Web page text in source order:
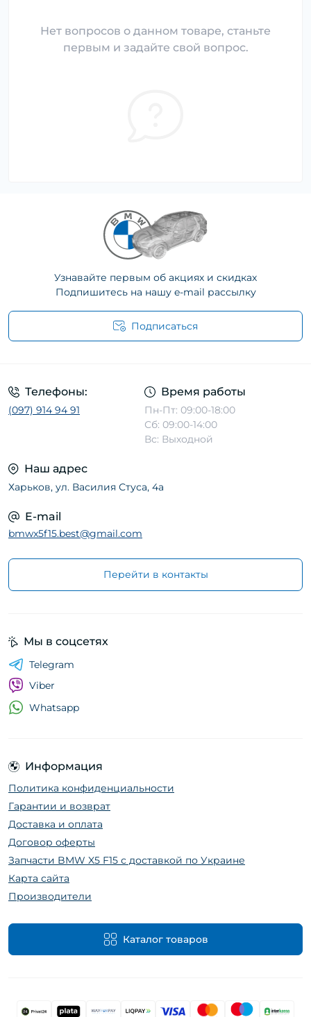
Нет вопросов о данном товаре, станьте
первым и задайте свой вопрос.
Узнавайте первым об акциях и скидках
Подпишитесь на нашу e-mail рассылку
Подписаться
Телефоны:
(097) 914 94 91
Время работы
Пн-Пт: 09:00-18:00
Сб: 09:00-14:00
Вс: Выходной
Наш адрес
Харьков, ул. Василия Стуса, 4а
E-mail
bmwx5f15.best@gmail.com
Перейти в контакты
Информация
Политика конфиденциальности
Гарантии и возврат
Доставка и оплата
Договор оферты
Запчасти BMW X5 F15 с доставкой по Украине
Карта сайта
Производители
Каталог товаров
Мы в соцсетях
Telegram
Viber
Whatsapp